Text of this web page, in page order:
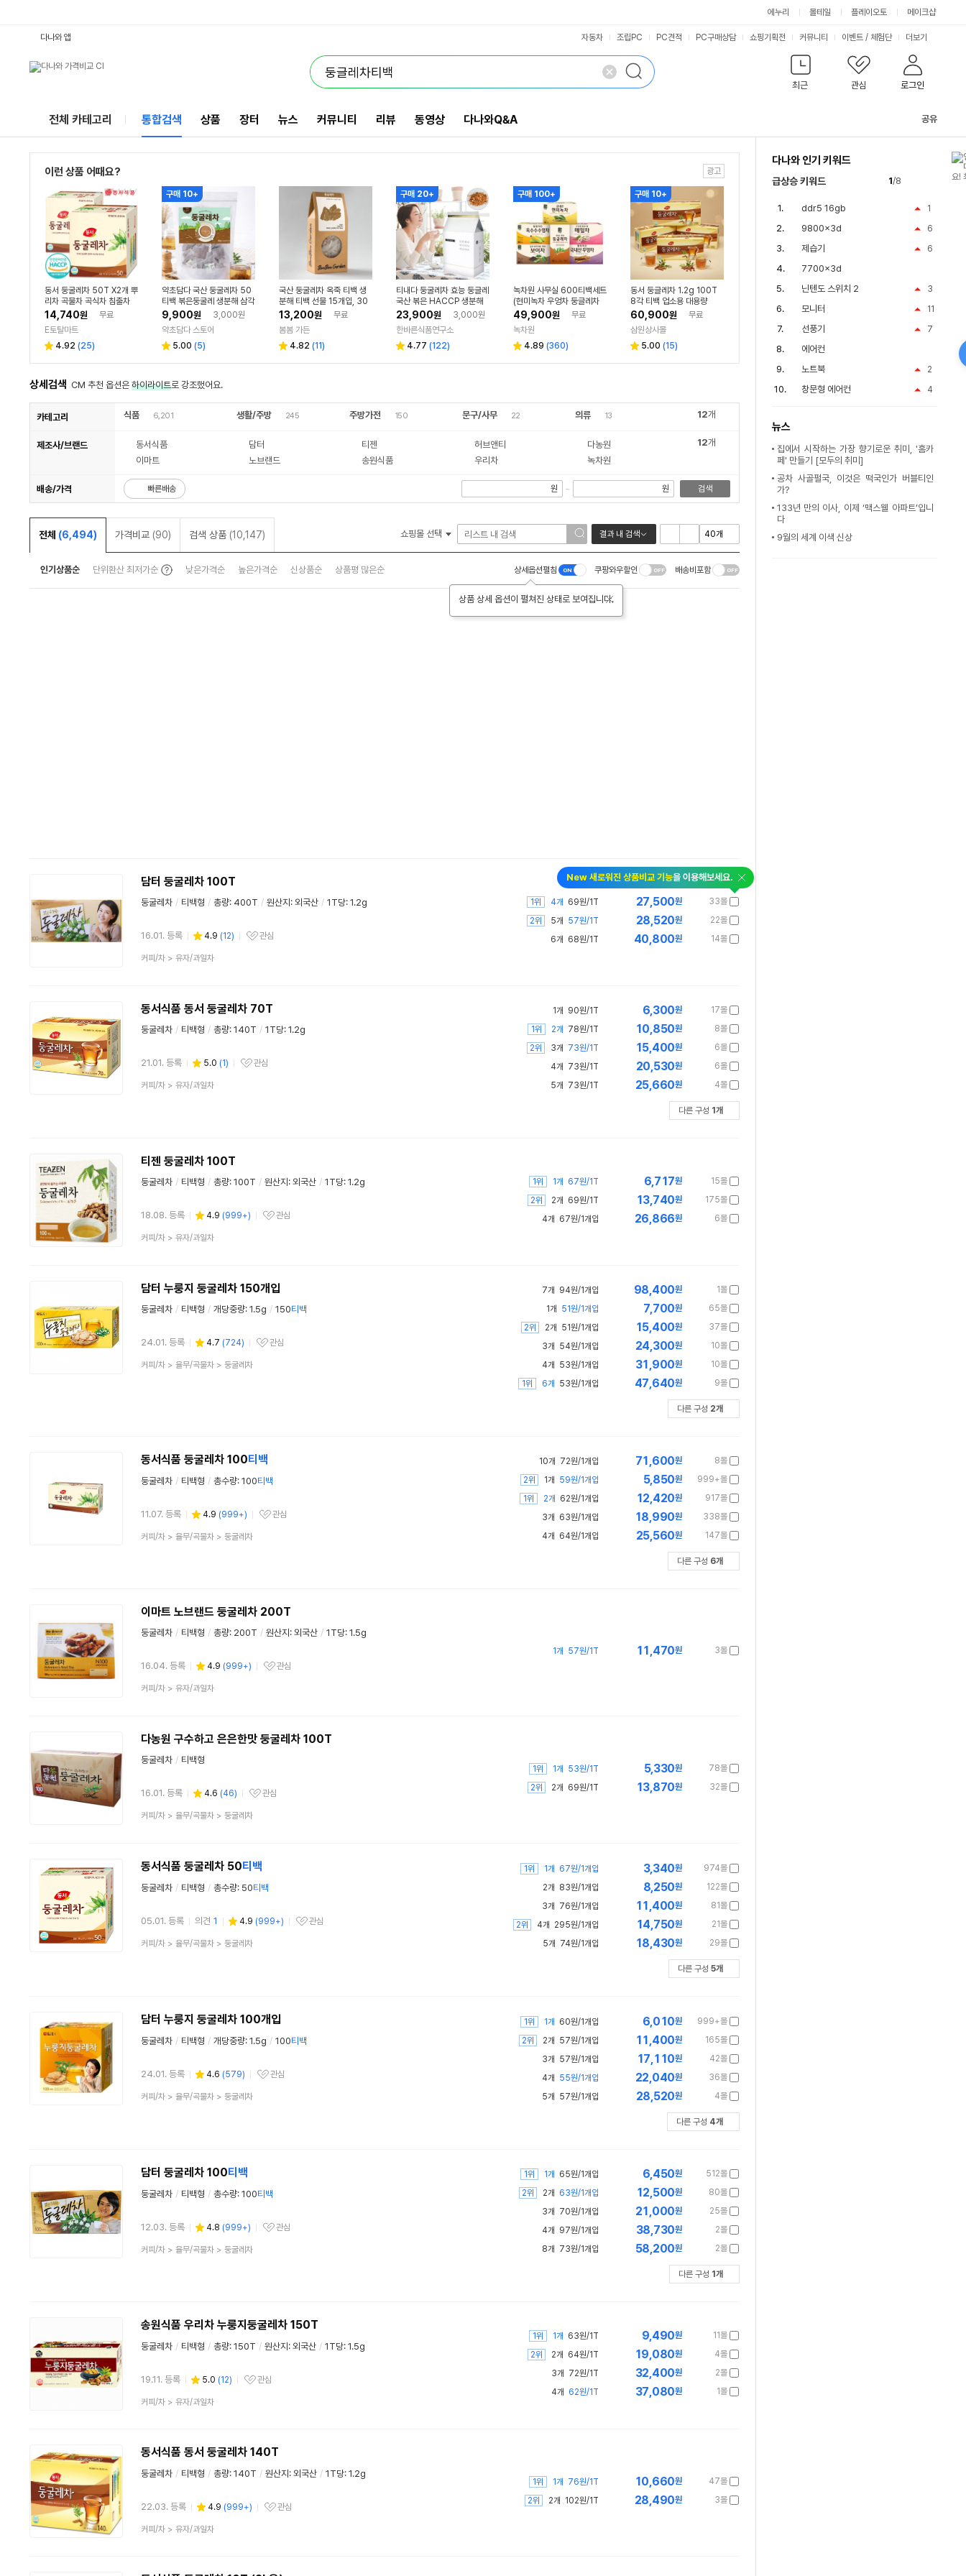
에누리 몰테일 플레이오토 메이크샵
최근 관심 로그인
다나와 앱 자동차 조립PC PC견적 PC구매상담 쇼핑기획전 커뮤니티 이벤트 / 체험단 더보기
전체 카테고리 통합검색 상품 장터 뉴스 커뮤니티 리뷰 동영상 다나와Q&A 공유
이런 상품 어때요?
동서 둥굴레차 50T X2개 뿌
리차 곡물차 곡식차 침출차
티백
14,740원
무료
E토탈마트
4.92 (25)
구매 10+
약초담다 국산 둥굴레차 50
티백 볶은둥굴레 생분해 삼각
티백
9,900원
3,000원
약초담다 스토어
5.00 (5)
국산 둥굴레차 옥죽 티백 생
분해 티백 선물 15개입, 30
개입, 50개입
13,200원
무료
봄봄 가든
4.82 (11)
구매 20+
티내다 둥굴레차 효능 둥글레
국산 볶은 HACCP 생분해
티백 100개입
23,900원
3,000원
한바른식품연구소
4.77 (122)
구매 100+
녹차원 사무실 600티백세트
(현미녹차 우엉차 둥글레차
보이차 메밀차 옥수수수염차)
49,900원
무료
녹차원
4.89 (360)
구매 10+
동서 둥글레차 1.2g 100T
8각 티백 업소용 대용량
60,900원
무료
삼원상사몰
5.00 (15)
상세검색 CM 추천 옵션은 하이라이트로 강조했어요.
카테고리 식품 6,201 생활/주방 245 주방가전 150 문구/사무 22 의류 13 12개
제조사/브랜드 동서식품 담터 티젠 허브앤티
다농원
이마트
노브랜드 송원식품 우리차 녹차원
12개
배송/가격 빠른배송 원 ~ 원 검색
전체 (6,494) 가격비교 (90) 검색 상품 (10,147) 쇼핑몰 선택 결과 내 검색
인기상품순 단위환산 최저가순 낮은가격순 높은가격순 신상품순 상품평 많은순 상세옵션펼침
상품 상세 옵션이 펼쳐진 상태로 보여집니다.
쿠팡와우할인 배송비포함
담터 둥굴레차 100T
둥굴레차 / 티백형 / 총량: 400T / 원산지: 외국산 / 1T당: 1.2g
16.01. 등록 4.9 (12)
관심상품
관심
상
커피/차> 유자/과일차
New 새로워진 상품비교 기능을 이용해보세요.
33몰
27,500원
1위 4개
69원/1T
22몰
28,520원
2위 5개
57원/1T
14몰
40,800원
6개 68원/1T
동서식품 동서 둥굴레차 70T
둥굴레차 / 티백형 / 총량: 140T / 1T당: 1.2g
21.01. 등록 5.0 (1)
관심상품
관심
상
커피/차> 유자/과일차
17몰
6,300원
1개
90원/1T
8몰
10,850원
1위 2개
78원/1T
6몰
15,400원
2위 3개
73원/1T
6몰
20,530원
4개
73원/1T
4몰
25,660원
5개 73원/1T
다른 구성 1 개
티젠 둥굴레차 100T
둥굴레차 / 티백형 / 총량: 100T / 원산지: 외국산 / 1T당: 1.2g
18.08. 등록 4.9 (999+)
관심상품
관심
상
커피/차> 유자/과일차
15몰
6,717원
1위 1개
67원/1T
175몰
13,740원
2위 2개
69원/1T
6몰
26,866원
4개 67원/1개입
담터 누룽지 둥굴레차 150개입
둥굴레차 / 티백형 / 개당중량: 1.5g / 150티백
24.01. 등록 4.7 (724)
관심상품
관심
상
커피/차> 율무/곡물차> 둥굴레차
1몰
98,400원
7개
94원/1개입
65몰
7,700원
1개
51원/1개입
37몰
15,400원
2위 2개
51원/1개입
10몰
24,300원
3개
54원/1개입
10몰
31,900원
4개
53원/1개입
9몰
47,640원
1위 6개 53원/1개입
다른 구성 2개
동서식품 둥굴레차 100티백
둥굴레차 / 티백형 / 총수량: 100티백
11.07. 등록 4.9 (999+)
관심상품
관심
상
커피/차> 율무/곡물차> 둥굴레차
8몰
71,600원
10개
72원/1개입
999+몰
5,850원
2위 1개
59원/1개입
917몰
12,420원
1위 2개
62원/1개입
338몰
18,990원
3개
63원/1개입
147몰
25,560원
4개 64원/1개입
다른 구성 6개
이마트 노브랜드 둥굴레차 200T
둥굴레차 / 티백형 / 총량: 200T / 원산지: 외국산 / 1T당: 1.5g
16.04. 등록 4.9 (999+)
관심상품
관심
상
커피/차> 유자/과일차
3몰
11,470원
1개 57원/1T
다농원 구수하고 은은한맛 둥굴레차 100T
둥굴레차 / 티백형
16.01. 등록 4.6 (46)
관심상품
관심
상
커피/차> 율무/곡물차> 둥굴레차
78몰
5,330원
1위 1개
53원/1T
32몰
13,870원
2위 2개 69원/1T
동서식품 둥굴레차 50티백
둥굴레차 / 티백형 / 총수량: 50티백
05.01. 등록 의견 1 4.9 (999+)
관심상품
관심
상
커피/차> 율무/곡물차> 둥굴레차
974몰
3,340원
1위 1개
67원/1개입
122몰
8,250원
2개
83원/1개입
81몰
11,400원
3개
76원/1개입
21몰
14,750원
2위 4개
295원/1개입
29몰
18,430원
5개 74원/1개입
다른 구성 5개
담터 누룽지 둥굴레차 100개입
둥굴레차 / 티백형 / 개당중량: 1.5g / 100티백
24.01. 등록 4.6 (579)
관심상품
관심
상
커피/차> 율무/곡물차> 둥굴레차
999+몰
6,010원
1위 1개
60원/1개입
165몰
11,400원
2위 2개
57원/1개입
42몰
17,110원
3개
57원/1개입
36몰
22,040원
4개
55원/1개입
4몰
28,520원
5개 57원/1개입
다른 구성 4개
담터 둥굴레차 100티백
둥굴레차 / 티백형 / 총수량: 100티백
12.03. 등록 4.8 (999+)
관심상품
관심
상
커피/차> 율무/곡물차> 둥굴레차
512몰
6,450원
1위 1개
65원/1개입
80몰
12,500원
2위 2개
63원/1개입
25몰
21,000원
3개
70원/1개입
2몰
38,730원
4개
97원/1개입
2몰
58,200원
8개 73원/1개입
다른 구성 1 개
송원식품 우리차 누룽지둥굴레차 150T
둥굴레차 / 티백형 / 총량: 150T / 원산지: 외국산 / 1T당: 1.5g
19.11. 등록 5.0 (12)
관심상품
관심
상
커피/차> 유자/과일차
11몰
9,490원
1위 1개
63원/1T
4몰
19,080원
2위 2개
64원/1T
2몰
32,400원
3개
72원/1T
1몰
37,080원
4개 62원/1T
동서식품 동서 둥굴레차 140T
둥굴레차 / 티백형 / 총량: 140T / 원산지: 외국산 / 1T당: 1.2g
22.03. 등록 4.9 (999+)
관심상품
관심
상
커피/차> 유자/과일차
47몰
10,660원
1위 1개
76원/1T
3몰
28,490원
2위 2개 102원/1T
다나와 인기 키워드
급상승 키워드 1/8
1
ddr5 16gb
6
9800x3d
6
제습기
7700x3d
3
닌텐도 스위치 2
11
모니터
7
선풍기
에어컨
2
노트북
4
창문형 에어컨
뉴스
집에서 시작하는 가장 향기로운 취미, '홈카
페' 만들기 [모두의 취미]
공차 사골펄국, 이것은 떡국인가 버블티인
가?
133년 만의 이사, 이제 ‘맥스웰 아파트’입니
다
9월의 세계 이색 신상